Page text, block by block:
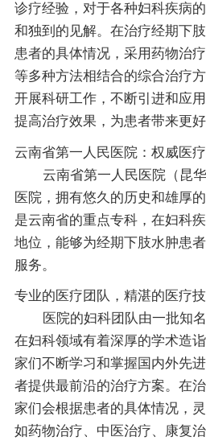
诊疗经验，对于各种妇科疾病
和独到的见解。在治疗经期下
患者的具体情况，采用药物治
等多种方法相结合的综合治疗
开展科研工作，不断引进和应
提高治疗效果，为患者带来更好
云南省第一人民医院：权威医
云南省第一人民医院（昆
医院，拥有悠久的历史和雄厚
是云南省的重点专科，在妇科
地位，能够为经期下肢水肿患
服务。
专业的医疗团队，精湛的医疗
医院的妇科团队由一批知
在妇科领域有着深厚的学术造
家们不断学习和掌握国内外先
者提供最前沿的治疗方案。在
家们会根据患者的具体情况，
如药物治疗、中医治疗、康复